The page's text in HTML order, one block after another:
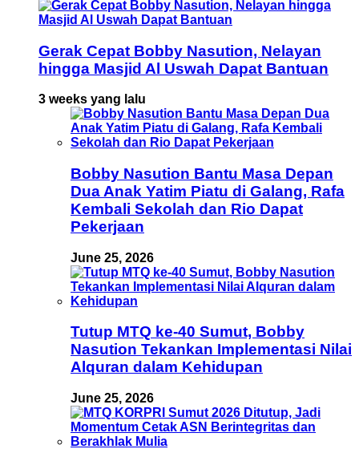
Gerak Cepat Bobby Nasution, Nelayan
hingga Masjid Al Uswah Dapat Bantuan
3 weeks yang lalu
Bobby Nasution Bantu Masa Depan
Dua Anak Yatim Piatu di Galang, Rafa
Kembali Sekolah dan Rio Dapat
Pekerjaan
June 25, 2026
Tutup MTQ ke-40 Sumut, Bobby
Nasution Tekankan Implementasi Nilai
Alquran dalam Kehidupan
June 25, 2026